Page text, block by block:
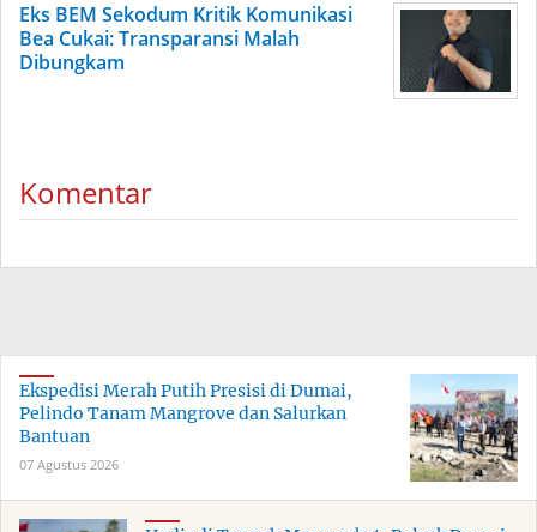
Eks BEM Sekodum Kritik Komunikasi
Bea Cukai: Transparansi Malah
Dibungkam
Komentar
Ekspedisi Merah Putih Presisi di Dumai,
Pelindo Tanam Mangrove dan Salurkan
Bantuan
07 Agustus 2026